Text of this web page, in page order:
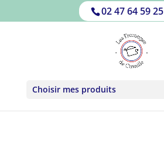
02 47 64 59 25
Choisir mes produits